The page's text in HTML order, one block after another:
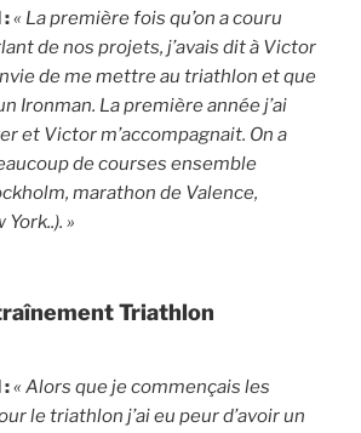
:« La première fois qu’on a couru
de nos projets, j’avais dit à Victor
de me mettre au triathlon et que
Ironman. La première année j’ai
et Victor m’accompagnait. On a
de courses ensemble
marathon de Valence,
»
Triathlon
:« Alors que je commençais les
le triathlon j’ai eu peur d’avoir un